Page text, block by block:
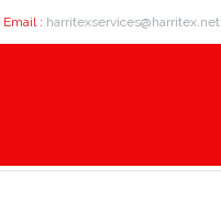
Email : harritexservices@harritex.net